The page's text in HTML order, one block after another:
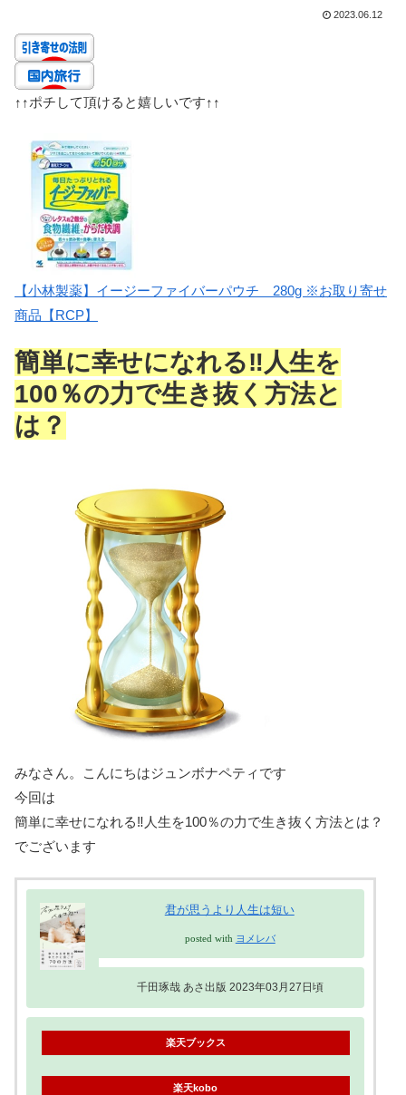
2023.06.12
↑↑ポチして頂けると嬉しいです↑↑
【小林製薬】イージーファイバーパウチ 280g ※お取り寄せ
商品【RCP】
簡単に幸せになれる‼人生を
100％の力で生き抜く方法と
は？
みなさん。こんにちはジュンボナペティです
今回は
簡単に幸せになれる‼人生を100％の力で生き抜く方法とは？
でございます
君が思うより人生は短い
posted with ヨメレバ
千田琢哉 あさ出版 2023年03月27日頃
楽天ブックス
楽天kobo